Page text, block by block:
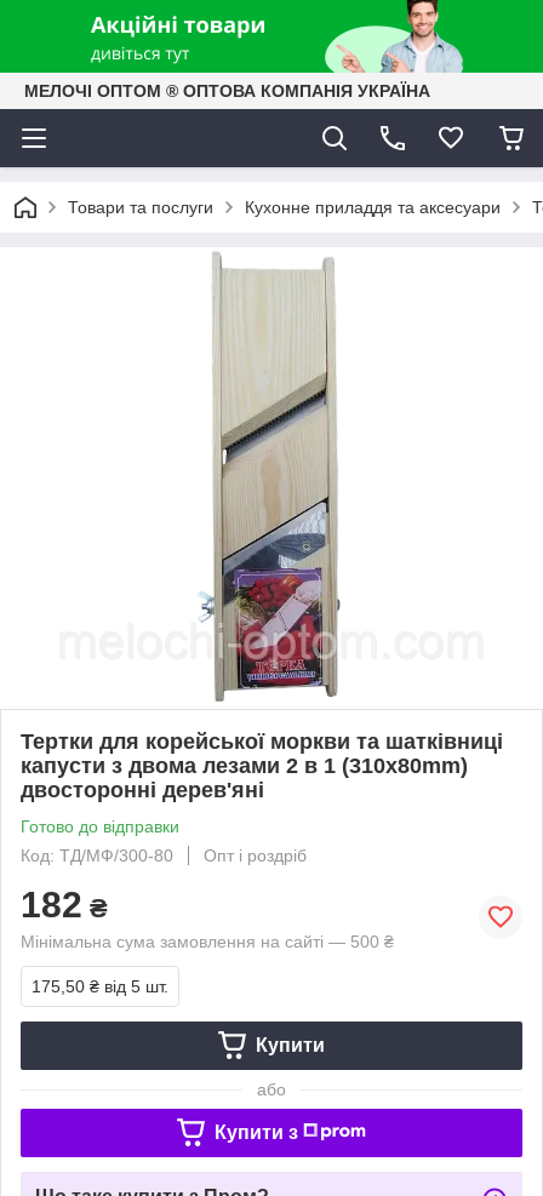
МЕЛОЧІ ОПТОМ ® ОПТОВА КОМПАНІЯ УКРАЇНА
Товари та послуги Кухонне приладдя та аксесуари
Тертки для корейської моркви та шатківниці
капусти з двома лезами 2 в 1 (310х80mm)
двосторонні дерев'яні
Готово до відправки
Код: ТД/МФ/300-80
Опт і роздріб
182 ₴
Мінімальна сума замовлення на сайті — 500 ₴
175,50 ₴ від 5 шт.
Купити
або
Купити з